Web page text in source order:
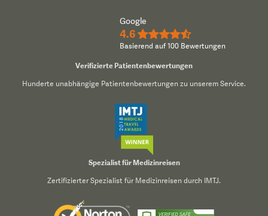
Google
4.6 ★★★★½
Basierend auf 100 Bewertungen
Verifizierte Patientenbewertungen
Hunderte unabhängige Patientenbewertungen zu unserem Service.
Spezialist für Medizinreisen
Zertifizierter Spezialist für Medizinreisen durch IMTJ.